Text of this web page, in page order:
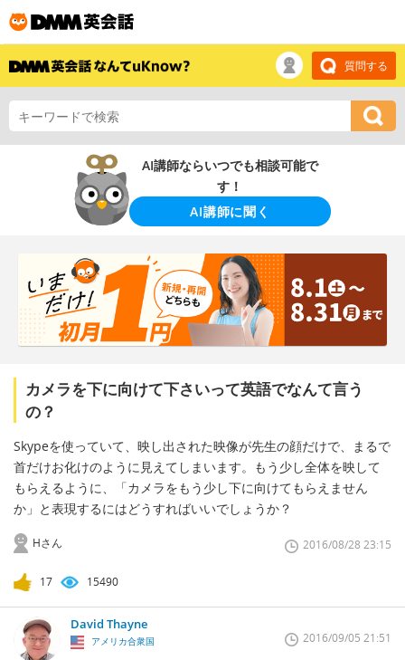
質問する
AI講師ならいつでも相談可能で
す！
AI講師に聞く
カメラを下に向けて下さいって英語でなんて言う
の？
Skypeを使っていて、映し出された映像が先生の顔だけで、まるで
首だけお化けのように見えてしまいます。もう少し全体を映して
もらえるように、「カメラをもう少し下に向けてもらえません
か」と表現するにはどうすればいいでしょうか？
Hさん 2016/08/28 23:15
17 15490
David Thayne
アメリカ合衆国 2016/09/05 21:51